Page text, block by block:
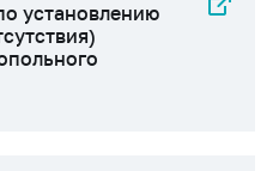
установлению